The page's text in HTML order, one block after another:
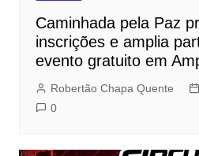
Caminhada pela Paz
inscrições e amplia
evento gratuito em
Robertão Chapa Quente
0